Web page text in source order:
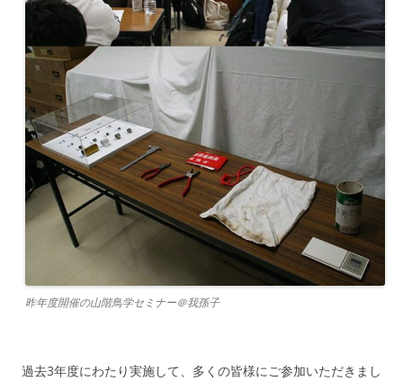
昨年度開催の山階鳥学セミナー＠我孫子
過去3年度にわたり実施して、多くの皆様にご参加いただきまし